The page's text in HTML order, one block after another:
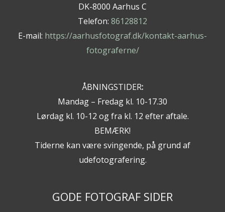
DK-8000 Aarhus C
Telefon: 86128812
E-mail: https://aarhusfotograf.dk/kontakt-aarhus-
fotograferne/
ÅBNINGSTIDER:
Mandag – Fredag kl. 10-17.30
Lørdag kl. 10-12 og fra kl. 12 efter aftale.
BEMÆRK!
Tiderne kan være svingende, på grund af
udefotografering.
GODE FOTOGRAF SIDER